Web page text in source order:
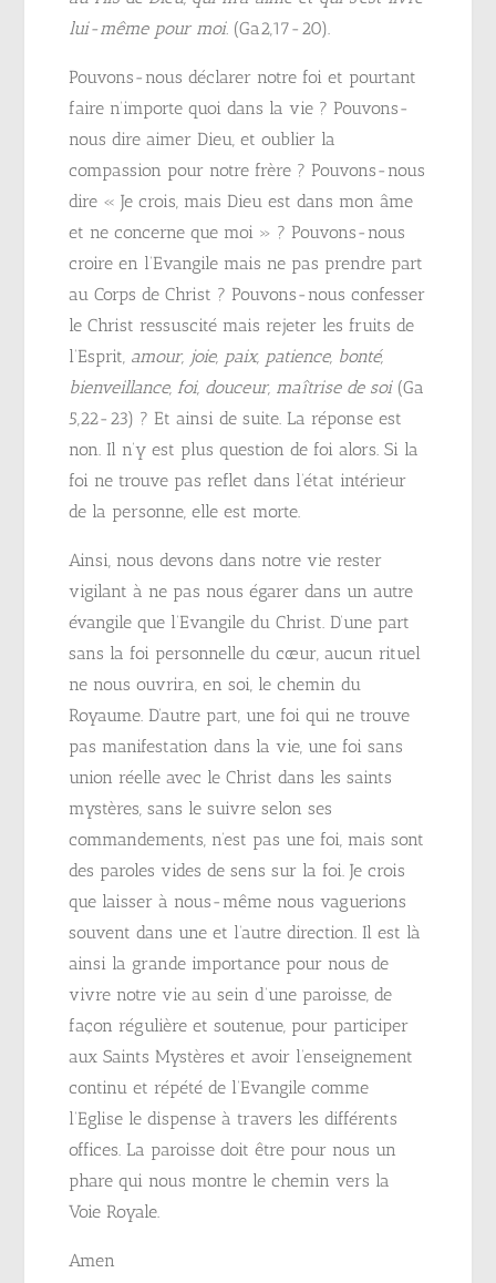
lui-même pour moi. (Ga2,17-20).
Pouvons-nous déclarer notre foi et pourtant
faire n’importe quoi dans la vie ? Pouvons-
nous dire aimer Dieu, et oublier la
compassion pour notre frère ? Pouvons-nous
dire « Je crois, mais Dieu est dans mon âme
et ne concerne que moi » ? Pouvons-nous
croire en l’Evangile mais ne pas prendre part
au Corps de Christ ? Pouvons-nous confesser
le Christ ressuscité mais rejeter les fruits de
l’Esprit, amour, joie, paix, patience, bonté,
bienveillance, foi, douceur, maîtrise de soi(Ga
5,22-23) ? Et ainsi de suite. La réponse est
non. Il n’y est plus question de foi alors. Si la
foi ne trouve pas reflet dans l’état intérieur
de la personne, elle est morte.
Ainsi, nous devons dans notre vie rester
vigilant à ne pas nous égarer dans un autre
évangile que l’Evangile du Christ. D’une part
sans la foi personnelle du cœur, aucun rituel
ne nous ouvrira, en soi, le chemin du
Royaume. D’autre part, une foi qui ne trouve
pas manifestation dans la vie, une foi sans
union réelle avec le Christ dans les saints
mystères, sans le suivre selon ses
commandements, n’est pas une foi, mais sont
des paroles vides de sens sur la foi. Je crois
que laisser à nous-même nous vaguerions
souvent dans une et l’autre direction. Il est là
ainsi la grande importance pour nous de
vivre notre vie au sein d’une paroisse, de
façon régulière et soutenue, pour participer
aux Saints Mystères et avoir l’enseignement
continu et répété de l’Evangile comme
l’Eglise le dispense à travers les différents
offices. La paroisse doit être pour nous un
phare qui nous montre le chemin vers la
Voie Royale.
Amen